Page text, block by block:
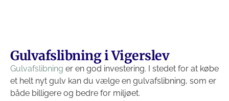
Gulvafslibning i Vigerslev
Gulvafslibning er en god investering. I stedet for at købe
et helt nyt gulv kan du vælge en gulvafslibning, som er
både billigere og bedre for miljøet.